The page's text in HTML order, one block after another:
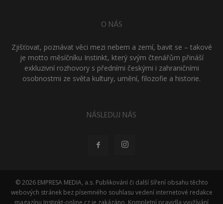
O NÁS
Zjišťovat, poznávat věci mezi nebem a zemí, bavit se – takové
je motto měsíčníku Instinkt, který svým čtenářům přináší
exkluzivní rozhovory s předními českými i zahraničními
osobnostmi ze světa kultury, umění, filozofie a historie.
NÁSLEDUJ NÁS
© 2026 EMPRESA MEDIA, a.s. Publikování či další šíření obsahu těchto
webových stránek bez písemného souhlasu vedení internetové redakce
magazínu Instinkt-online.cz je zakázáno. Kompletní pravidla využívání